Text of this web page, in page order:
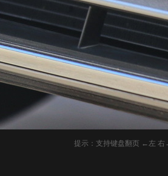
提示：支持键盘翻页 ←左